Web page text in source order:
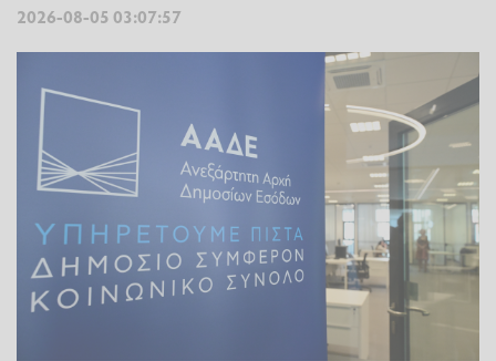
2026-08-05 03:07:57